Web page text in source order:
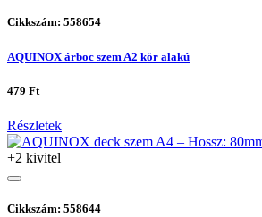
Cikkszám: 558654
AQUINOX árboc szem A2 kör alakú
479 Ft
Részletek
+2 kivitel
Cikkszám: 558644